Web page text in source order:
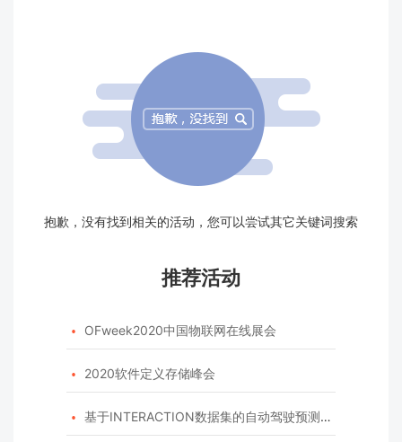
抱歉，没有找到相关的活动，您可以尝试其它关键词搜索
推荐活动
 OFweek2020中国物联网在线展会
 2020软件定义存储峰会
 基于INTERACTION数据集的自动驾驶预测模型挑战赛